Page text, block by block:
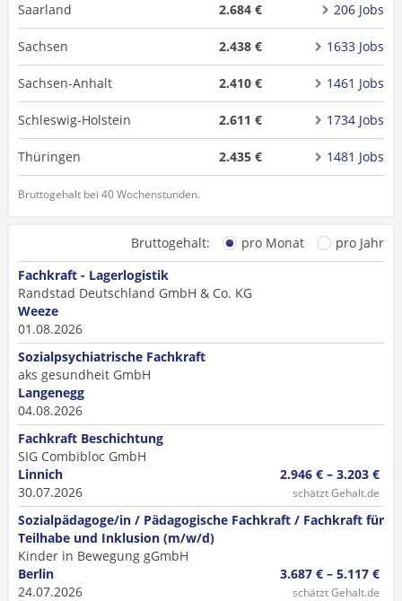
Saarland 2.684 € 206 Jobs
Sachsen 2.438 € 1633 Jobs
Sachsen-Anhalt 2.410 € 1461 Jobs
Schleswig-Holstein 2.611 € 1734 Jobs
Thüringen 2.435 € 1481 Jobs
Bruttogehalt bei 40 Wochenstunden.
Bruttogehalt: pro Monat
pro Jahr
Fachkraft - Lagerlogistik
Randstad Deutschland GmbH & Co. KG
Weeze
01.08.2026
Sozialpsychiatrische Fachkraft
aks gesundheit GmbH
Langenegg
04.08.2026
Fachkraft Beschichtung
SIG Combibloc GmbH
Linnich
30.07.2026
2.946 € – 3.203 €
schätzt Gehalt.de
Sozialpädagoge/in / Pädagogische Fachkraft / Fachkraft für
Teilhabe und Inklusion (m/w/d)
Kinder in Bewegung gGmbH
Berlin
24.07.2026
3.687 € – 5.117 €
schätzt Gehalt.de